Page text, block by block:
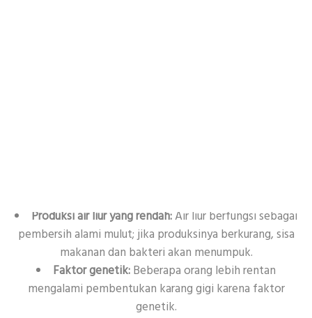
Produksi air liur yang rendah:Air liur berfungsi sebagai
pembersih alami mulut; jika produksinya berkurang, sisa
makanan dan bakteri akan menumpuk.
Faktor genetik:Beberapa orang lebih rentan
mengalami pembentukan karang gigi karena faktor
genetik.